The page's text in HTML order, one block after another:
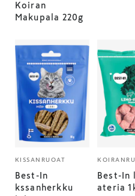
Koiran
Makupala 220g
KISSANRUOAT
Best-In
kssanherkku
Best-In
ateria